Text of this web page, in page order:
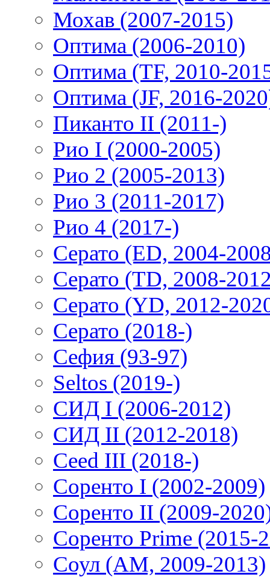
Мохав (2007-2015)
Оптима (2006-2010)
Оптима (TF, 2010-
Оптима (JF, 2016-
Пиканто II (2011-)
Рио I (2000-2005)
Рио 2 (2005-2013)
Рио 3 (2011-2017)
Рио 4 (2017-)
Серато (ED, 2004-
Серато (TD, 2008-
Серато (YD, 2012-
Серато (2018-)
Сефия (93-97)
Seltos (2019-)
СИД I (2006-2012)
СИД II (2012-2018)
Ceed III (2018-)
Соренто I (2002-2009)
Соренто II (2009-
Соренто Prime (2015-
Соул (AM, 2009-2013)